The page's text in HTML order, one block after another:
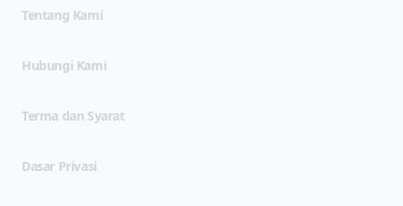
Tentang Kami
Hubungi Kami
Terma dan Syarat(opens in new tab)
Dasar Privasi(opens in new tab)